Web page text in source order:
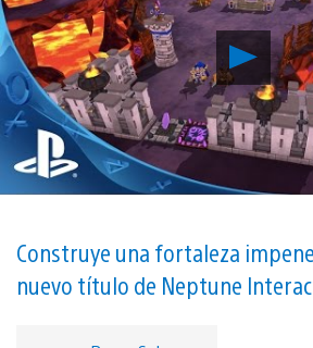
The
Castle
un
nuevo
juego
para
PS4
vídeo
Construye una fortaleza
nuevo título de Neptune